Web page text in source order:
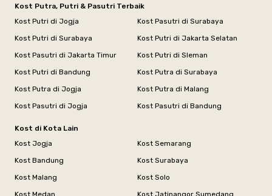
Kost Putra, Putri & Pasutri Terbaik
Kost Putri di Jogja
Kost Pasutri di Surabaya
Kost Putri di Surabaya
Kost Putri di Jakarta Selatan
Kost Pasutri di Jakarta Timur
Kost Putri di Sleman
Kost Putri di Bandung
Kost Putra di Surabaya
Kost Putra di Jogja
Kost Putra di Malang
Kost Pasutri di Jogja
Kost Pasutri di Bandung
Kost di Kota Lain
Kost Jogja
Kost Semarang
Kost Bandung
Kost Surabaya
Kost Malang
Kost Solo
Kost Medan
Kost Jatinangor Sumedang